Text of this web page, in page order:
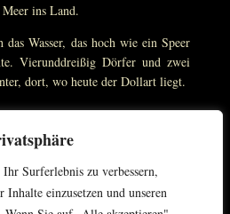
Surferlebnis zu verbessern,
Inhalte einzusetzen und unseren
ins Land.
Wasser, das hoch wie ein Speer
Vierunddreißig Dörfer und zwei
dort, wo heute der Dollart liegt.
Blunck, Nordseesagen,